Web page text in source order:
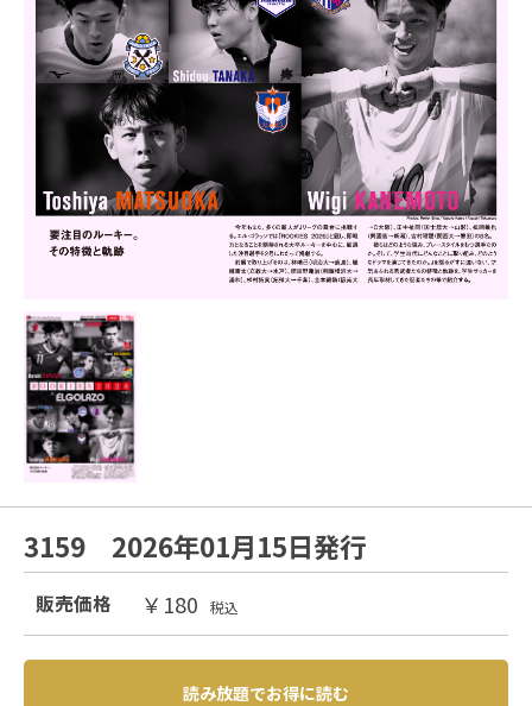
3159 2026年01月15日発行
販売価格 ￥180 税込
読み放題でお得に読む